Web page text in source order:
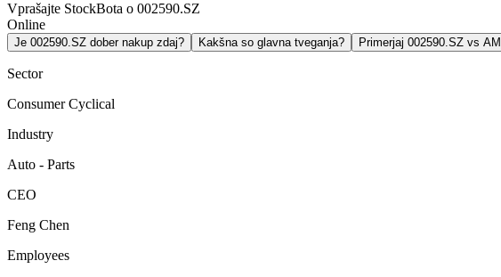
Vprašajte StockBota o 002590.SZ
Online
Je 002590.SZ dober nakup zdaj? Kakšna so glavna tveganja? Primerjaj 002590.SZ vs
Sector
Consumer Cyclical
Industry
Auto - Parts
CEO
Feng Chen
Employees